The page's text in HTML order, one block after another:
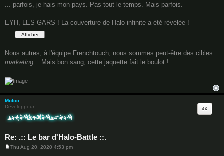
... parfois, je hais mon pays. Pas tout le temps. Mais parfois.
EYH, LES GARS ! La couverture de Halo infinite a été révélée !
Nous autres, à l'équipe Frenchtouch, nous sommes peut-être des cibles
marketing... Mais bon sang, cette jaquette fait le boulot !
Moloc
Développeur
Re: .:: Le bar d'Halo-Battle ::.
Quote
Thu Aug 20, 2020 4:53 pm